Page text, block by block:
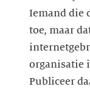
Iemand die
toe, maar
organisatie
Publiceer